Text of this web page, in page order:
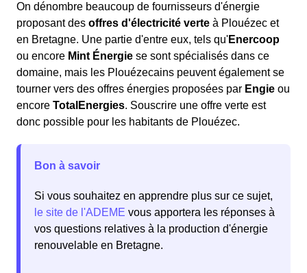
On dénombre beaucoup de fournisseurs d'énergie
proposant des offres d'électricité verte à Plouézec et
en Bretagne. Une partie d'entre eux, tels qu'Enercoop
ou encore Mint Énergie se sont spécialisés dans ce
domaine, mais les Plouézecains peuvent également se
tourner vers des offres énergies proposées par Engie ou
encore TotalEnergies. Souscrire une offre verte est
donc possible pour les habitants de Plouézec.
Bon à savoir
Si vous souhaitez en apprendre plus sur ce sujet,
le site de l'ADEME vous apportera les réponses à
vos questions relatives à la production d'énergie
renouvelable en Bretagne.